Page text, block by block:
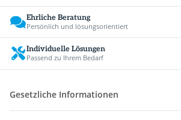
Ehrliche Beratung
Persönlich und lösungsorientiert
Individuelle Lösungen
Passend zu Ihrem Bedarf
Gesetzliche Informationen